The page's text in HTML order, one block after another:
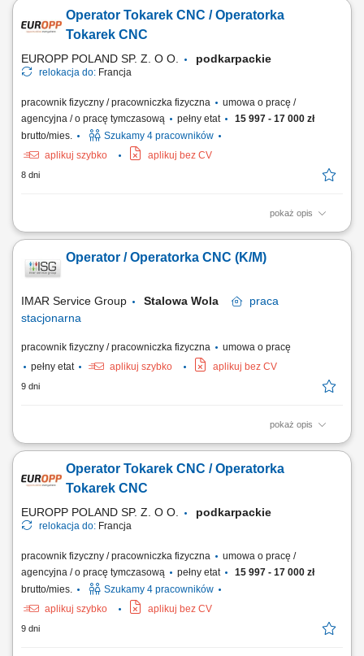
i korekta programów obróbczych bezpośrednio z poziomu pulpitu
maszyny. Stały nadzór nad przebiegiem procesu wytwórczego w celu
Operator Tokarek CNC / Operatorka
Tokarek CNC
EUROPP POLAND SP. Z. O O. podkarpackie
relokacja do: Francja
pracownik fizyczny / pracowniczka fizyczna
umowa o pracę /
agencyjna / o pracę tymczasową
pełny etat
15 997 - 17 000 zł
brutto/mies.
Szukamy 4 pracowników
aplikuj szybko
aplikuj bez CV
8 dni
pokaż opis
Co będziesz robić: Ustawiać i obsługiwać tokarki CNC oraz nadzorować
rysunkiem; Weryfikować jakość i wymiary gotowych detalów za pomocą
narzędzi pomiarowych;
Operator / Operatorka CNC (K/M)
IMAR Service Group Stalowa Wola
praca
stacjonarna
pracownik fizyczny / pracowniczka fizyczna
umowa o pracę
pełny etat
aplikuj szybko aplikuj bez CV
9 dni
pokaż opis
Opis stanowiska: Obsługa parków obrabiarek sterowanych
zautomatyzowanym rozładunkiem robotycznym. Ustawianie maszyn,
wymiana zużytych elementów skrawających oraz przezbrajanie
Operator Tokarek CNC / Operatorka
Tokarek CNC
EUROPP POLAND SP. Z. O O. podkarpackie
relokacja do: Francja
pracownik fizyczny / pracowniczka fizyczna
umowa o pracę /
agencyjna / o pracę tymczasową
pełny etat
15 997 - 17 000 zł
brutto/mies.
Szukamy 4 pracowników
aplikuj szybko
aplikuj bez CV
9 dni